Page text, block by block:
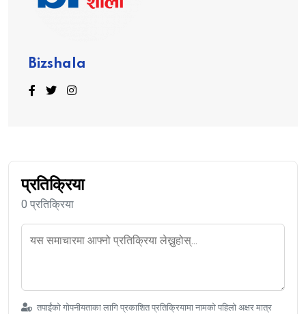
Bizshala
प्रतिक्रिया
0 प्रतिक्रिया
तपाईंको गोपनीयताका लागि प्रकाशित प्रतिक्रियामा नामको पहिलो अक्षर मात्र